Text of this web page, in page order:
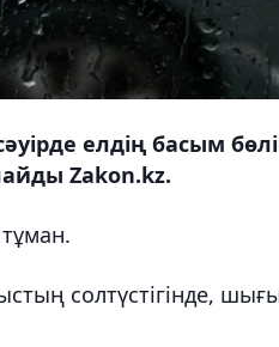
елдің басым
Zakon.kz.
солтүстігінде,